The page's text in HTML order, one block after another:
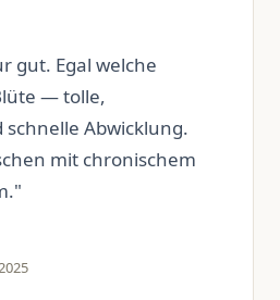
gut. Egal welche
— tolle,
Abwicklung.
mit chronischem